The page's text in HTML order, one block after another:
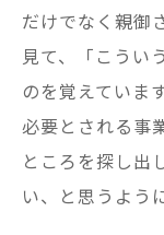
だけでなく親御
見て、「こうい
のを覚えていま
必要とされる事
ところを探し出
い、と思うよう